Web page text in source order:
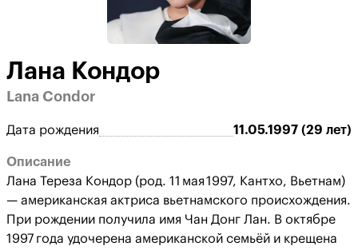
Лана Кондор
Lana Condor
Дата рождения 11.05.1997 (29 лет)
Описание
Лана Тереза Кондор (род. 11 мая 1997, Кантхо, Вьетнам)
— американская актриса вьетнамского происхождения.
При рождении получила имя Чан Донг Лан. В октябре
1997 года удочерена американской семьёй и крещена